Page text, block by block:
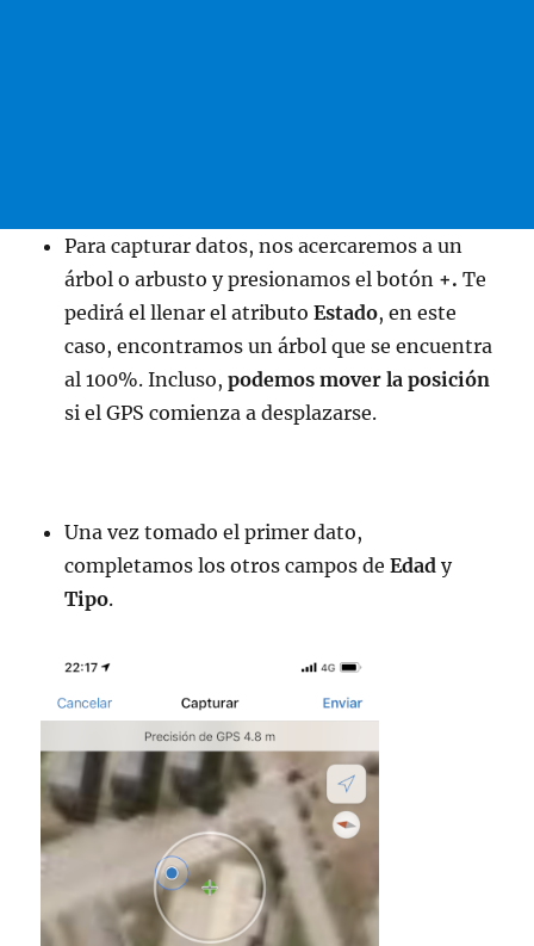
Para capturar datos, nos acercaremos a un
árbol o arbusto y presionamos el botón +.Te
pedirá el llenar el atributoEstado, en este
caso, encontramos un árbol que se encuentra
al 100%. Incluso,podemos mover la posición
si el GPS comienza a desplazarse.
Una vez tomado el primer dato,
completamos los otros campos deEdady
Tipo.